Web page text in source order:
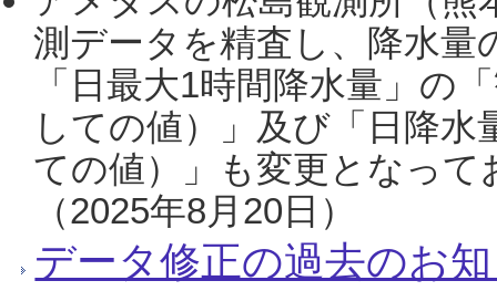
測データを精査し、降水
「日最大1時間降水量」の
しての値）」及び「日降
ての値）」も変更となっ
（2025年8月20日）
データ修正の過去のお